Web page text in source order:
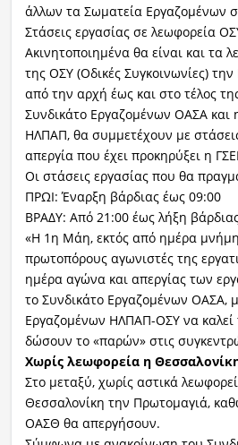
άλλων τα Σωματεία Εργαζομένων
Στάσεις εργασίας σε λεωφορεία
Ακινητοποιημένα θα είναι και τα
της ΟΣΥ (Οδικές Συγκοινωνίες)
από την αρχή έως και στο τέλος
Συνδικάτο Εργαζομένων ΟΑΣΑ
ΗΛΠΑΠ, θα συμμετέχουν με
απεργία που έχει προκηρύξει η
Οι στάσεις εργασίας που θα
ΠΡΩΙ: Έναρξη βάρδιας έως 09:00
BΡΑΔΥ: Από 21:00 έως λήξη
«Η 1η Μάη, εκτός από ημέρα
πρωτοπόρους αγωνιστές της
ημέρα αγώνα και απεργίας των
το Συνδικάτο Εργαζομένων ΟΑΣΑ,
Εργαζομένων ΗΛΠΑΠ-ΟΣΥ να καλεί
δώσουν το «παρών» στις
Χωρίς λεωφορεία η
Στο μεταξύ, χωρίς αστικά
Θεσσαλονίκη την Πρωτομαγιά,
ΟΑΣΘ θα απεργήσουν.